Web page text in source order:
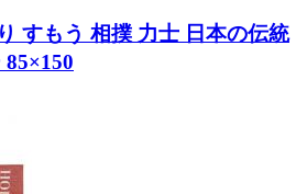
すもう 相撲 力士 日本の伝統